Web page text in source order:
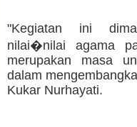
"Kegiatan ini
nilai�nilai agama
merupakan masa
dalam
Kukar Nurhayati.